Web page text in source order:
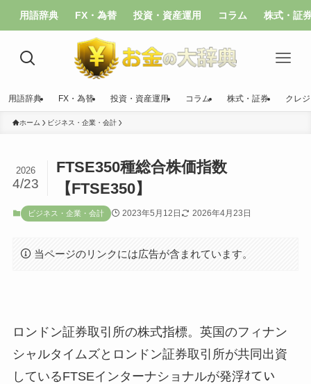
用語辞典 FX・為替 投資・資産運用 コラム 株式・証
用語辞典 FX・為替 投資・資産運用 コラム 株式・証券 クレ
ホーム ビジネス・企業・会計
FTSE350種総合株価指数
【FTSE350】
2026
4/23
ビジネス・企業・会計 2023年5月12日 2026年4月23日
当ページのリンクには広告が含まれています。
ロンドン証券取引所の株式指標。英国のフィナン
シャルタイムズとロンドン証券取引所が共同出資
しているFTSEインターナショナルが発浮ｵてい